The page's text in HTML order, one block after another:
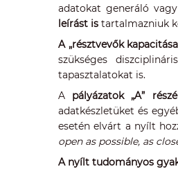
adatokat generáló
leírást is tartalmazniuk
A „résztvevők
szükséges
tapasztalatokat is.
A pályázatok „A”
adatkészletüket és
esetén elvárt a nyílt
open as possible, as
A nyílt tudományos